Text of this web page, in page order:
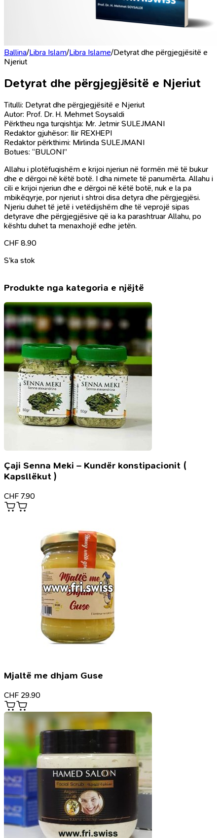
Ballina/Libra Islam/Libra Islame/Detyrat dhe përgjegjësitë e
Njeriut
Detyrat dhe përgjegjësitë e Njeriut
Titulli: Detyrat dhe përgjegjësitë e Njeriut
Autor: Prof. Dr. H. Mehmet Soysaldi
Përktheu nga turqishtja: Mr. Jetmir SULEJMANI
Redaktor gjuhësor: Ilir REXHEPI
Redaktor përkthimi: Mirlinda SULEJMANI
Botues: “BULONI”
Allahu i plotëfuqishëm e krijoi njeriun në formën më të bukur
dhe e dërgoi në këtë botë. I dha nimete të panumërta. Allahu i
cili e krijoi njeriun dhe e dërgoi në këtë botë, nuk e la pa
mbikëqyrje, por njeriut i shtroi disa detyra dhe përgjegjësi.
Njeriu duhet të jetë i vetëdijshëm dhe të veprojë sipas
detyrave dhe përgjegjësive që ia ka parashtruar Allahu, po
kështu duhet ta menaxhojë edhe jetën.
CHF 8.90
S’ka stok
Produkte nga kategoria e njëjtë
Çaji Senna Meki – Kundër konstipacionit (
Kapsllëkut )
CHF 7.90
Mjaltë me dhjam Guse
CHF 29.90